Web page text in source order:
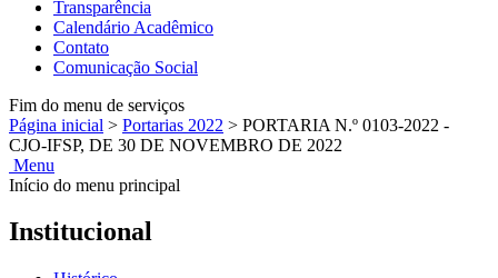
Transparência
Calendário Acadêmico
Contato
Comunicação Social
Fim do menu de serviços
Página inicial > Portarias 2022 > PORTARIA N.º 0103-2022 -
CJO-IFSP, DE 30 DE NOVEMBRO DE 2022
Menu
Início do menu principal
Institucional